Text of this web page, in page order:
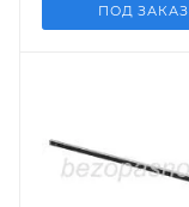
ПОД ЗАКАЗ